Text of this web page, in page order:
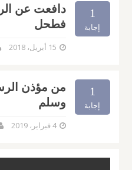
1
إجابة
دافعت عن
فطحل
15 أبريل، 2018
1
إجابة
من مؤذن
وسلم
4 فبراير، 2019